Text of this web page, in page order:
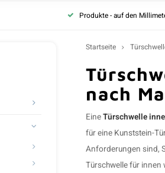
Produkte - auf den
Startseite
nach
EineTürschwelle
für eine Kunststein-
Anforderungen sind,
Türschwelle für innen